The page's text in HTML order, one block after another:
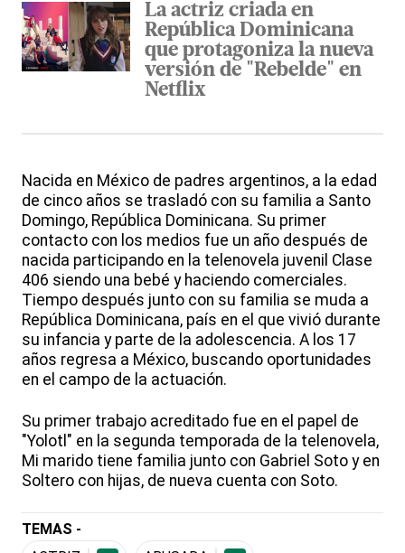
La actriz criada en
República Dominicana
que protagoniza la nueva
versión de "Rebelde" en
Netflix
Nacida en México de padres argentinos, a la edad
de cinco años se trasladó con su familia a Santo
Domingo, República Dominicana. Su primer
contacto con los medios fue un año después de
nacida participando en la telenovela juvenil Clase
406 siendo una bebé y haciendo comerciales.
Tiempo después junto con su familia se muda a
República Dominicana, país en el que vivió durante
su infancia y parte de la adolescencia. A los 17
años regresa a México, buscando oportunidades
en el campo de la actuación.
Su primer trabajo acreditado fue en el papel de
"Yolotl" en la segunda temporada de la telenovela,
Mi marido tiene familia junto con Gabriel Soto y en
Soltero con hijas, de nueva cuenta con Soto.
TEMAS -